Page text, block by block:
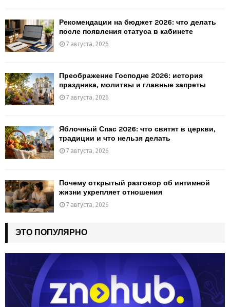
Рекомендации на бюджет 2026: что делать
после появления статуса в кабинете
7 августа, 2026
Преображение Господне 2026: история
праздника, молитвы и главные запреты
7 августа, 2026
Яблочный Спас 2026: что святят в церкви,
традиции и что нельзя делать
7 августа, 2026
Почему открытый разговор об интимной
жизни укрепляет отношения
7 августа, 2026
ЭТО ПОПУЛЯРНО